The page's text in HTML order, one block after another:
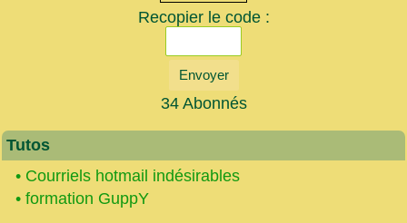
Recopier le code :
Envoyer
34 Abonnés
Tutos
• Courriels hotmail indésirables
• formation GuppY